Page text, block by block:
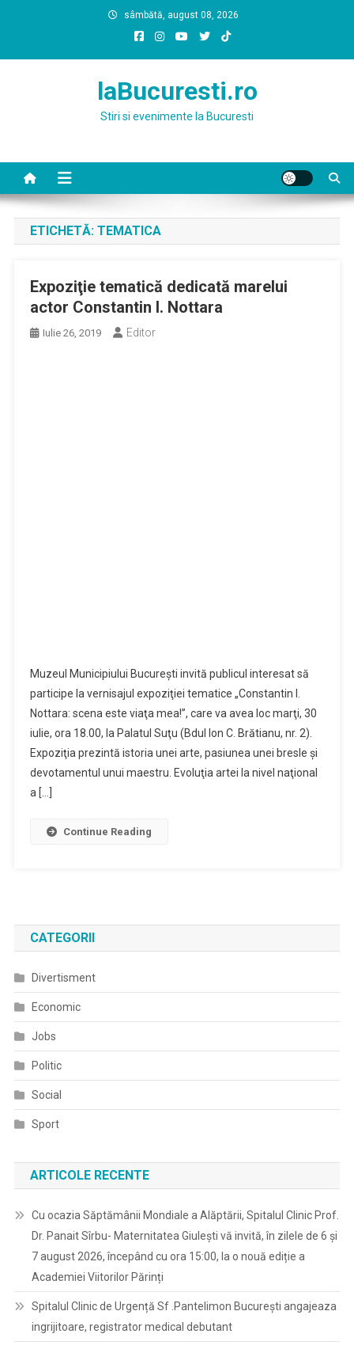
sâmbătă, august 08, 2026
laBucuresti.ro
Stiri si evenimente la Bucuresti
ETICHETĂ: TEMATICA
Expoziţie tematică dedicată marelui
actor Constantin I. Nottara
Iulie 26, 2019 Editor
Muzeul Municipiului Bucureşti invită publicul interesat să
participe la vernisajul expoziţiei tematice „Constantin I.
Nottara: scena este viaţa mea!”, care va avea loc marţi, 30
iulie, ora 18.00, la Palatul Suţu (Bdul Ion C. Brătianu, nr. 2).
Expoziţia prezintă istoria unei arte, pasiunea unei bresle şi
devotamentul unui maestru. Evoluţia artei la nivel naţional
a […]
Continue Reading
CATEGORII
Divertisment
Economic
Jobs
Politic
Social
Sport
ARTICOLE RECENTE
Cu ocazia Săptămânii Mondiale a Alăptării, Spitalul Clinic Prof.
Dr. Panait Sîrbu- Maternitatea Giulești vă invită, în zilele de 6 și
7 august 2026, începând cu ora 15:00, la o nouă ediție a
Academiei Viitorilor Părinți
Spitalul Clinic de Urgență Sf .Pantelimon București angajeaza
ingrijitoare, registrator medical debutant